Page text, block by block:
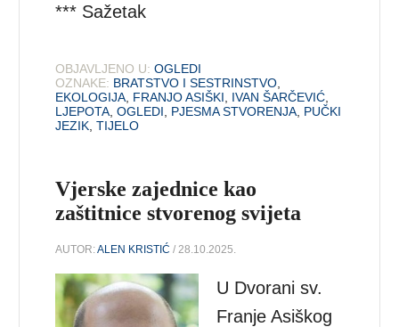
*** Sažetak
OBJAVLJENO U: OGLEDI
OZNAKE: BRATSTVO I SESTRINSTVO
EKOLOGIJA FRANJO ASIŠKI IVAN ŠARČEVIĆ
LJEPOTA ,OGLEDI PJESMA STVORENJA PUČKI
JEZIK ,TIJELO
Vjerske zajednice kao
zaštitnice stvorenog svijeta
AUTOR:ALEN KRISTIĆ / 28.10.2025.
U Dvorani sv.
Franje Asiškog